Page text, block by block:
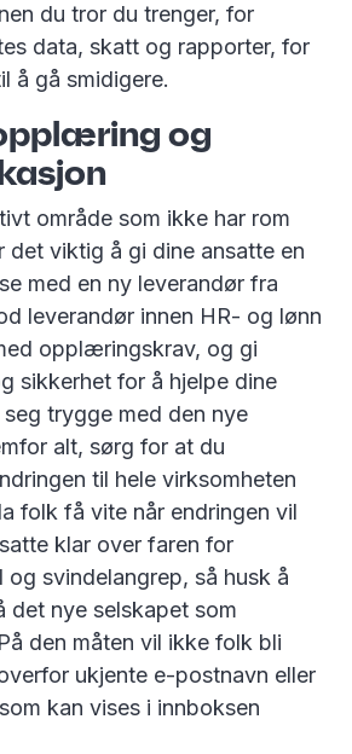
du tror du trenger, for
data, skatt og rapporter, for
å gå smidigere.
og
område som ikke har rom
det viktig å gi dine ansatte en
med en ny leverandør fra
leverandør innen HR- og lønn
opplæringskrav, og gi
sikkerhet for å hjelpe dine
trygge med den nye
alt, sørg for at du
til hele virksomheten
folk få vite når endringen vil
klar over faren for
og svindelangrep, så husk å
det nye selskapet som
den måten vil ikke folk bli
ukjente e-postnavn eller
kan vises i innboksen